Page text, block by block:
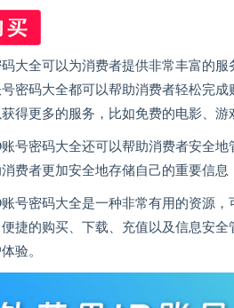
大全可以为消费者提供非常丰富的
密码大全都可以帮助消费者轻松完
得更多的服务，比如免费的电影、
号密码大全还可以帮助消费者安全
费者更加安全地存储自己的重要信息
号密码大全是一种非常有用的资源
捷的购买、下载、充值以及信息安
验。